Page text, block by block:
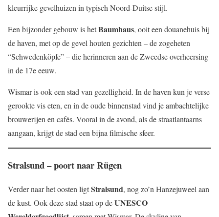
kleurrijke gevelhuizen in typisch Noord-Duitse stijl.
Een bijzonder gebouw is hetBaumhaus, ooit een douanehuis bij
de haven, met op de gevel houten gezichten – de zogeheten
“Schwedenköpfe” – die herinneren aan de Zweedse overheersing
in de 17e eeuw.
Wismar is ook een stad van gezelligheid. In de haven kun je verse
gerookte vis eten, en in de oude binnenstad vind je ambachtelijke
brouwerijen en cafés. Vooral in de avond, als de straatlantaarns
aangaan, krijgt de stad een bijna filmische sfeer.
Stralsund – poort naar Rügen
Verder naar het oosten ligtStralsund, nog zo’n Hanzejuweel aan
de kust. Ook deze stad staat op deUNESCO